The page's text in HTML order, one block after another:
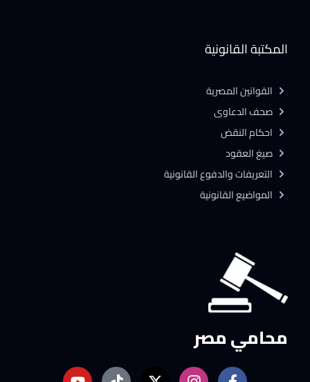
محامي مصر
المكتبة القانونية
القوانين المصرية
صحف الدعاوى
احكام النقض
صيغ العقود
التعريفات والدفوع القانونية
المواضيع القانونية